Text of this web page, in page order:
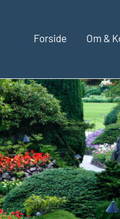
Forside Om &